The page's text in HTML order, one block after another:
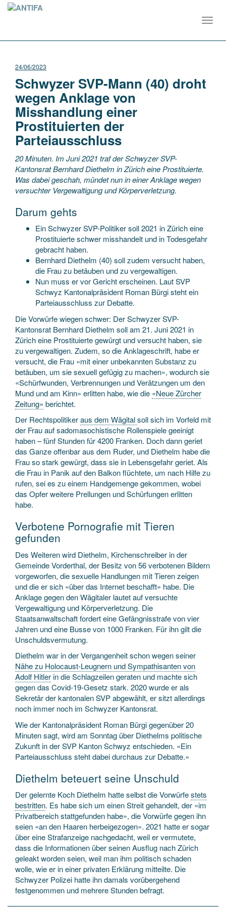
24/06/2023
Schwyzer SVP-Mann (40) droht
wegen Anklage von
Misshandlung einer
Prostituierten der
Parteiausschluss
20 Minuten. Im Juni 2021 traf der Schwyzer SVP-
Kantonsrat Bernhard Diethelm in Zürich eine Prostituierte.
Was dabei geschah, mündet nun in einer Anklage wegen
versuchter Vergewaltigung und Körperverletzung.
Darum gehts
Ein Schwyzer SVP-Politiker soll 2021 in Zürich eine
Prostituierte schwer misshandelt und in Todesgefahr
gebracht haben.
Bernhard Diethelm (40) soll zudem versucht haben,
die Frau zu betäuben und zu vergewaltigen.
Nun muss er vor Gericht erscheinen. Laut SVP
Schwyz Kantonalpräsident Roman Bürgi steht ein
Parteiausschluss zur Debatte.
Die Vorwürfe wiegen schwer: Der Schwyzer SVP-
Kantonsrat Bernhard Diethelm soll am 21. Juni 2021 in
Zürich eine Prostituierte gewürgt und versucht haben, sie
zu vergewaltigen. Zudem, so die Anklageschrift, habe er
versucht, die Frau «mit einer unbekannten Substanz zu
betäuben, um sie sexuell gefügig zu machen», wodurch sie
«Schürfwunden, Verbrennungen und Verätzungen um den
Mund und am Kinn» erlitten habe, wie die «Neue Zürcher
Zeitung» berichtet.
Der Rechtspolitikeraus dem Wägitalsoll sich im Vorfeld mit
der Frau auf sadomasochistische Rollenspiele geeinigt
haben – fünf Stunden für 4200 Franken. Doch dann geriet
das Ganze offenbar aus dem Ruder, und Diethelm habe die
Frau so stark gewürgt, dass sie in Lebensgefahr geriet. Als
die Frau in Panik auf den Balkon flüchtete, um nach Hilfe zu
rufen, sei es zu einem Handgemenge gekommen, wobei
das Opfer weitere Prellungen und Schürfungen erlitten
habe.
Verbotene Pornografie mit Tieren
gefunden
Des Weiteren wird Diethelm, Kirchenschreiber in der
Gemeinde Vorderthal, der Besitz von 56 verbotenen Bildern
vorgeworfen, die sexuelle Handlungen mit Tieren zeigen
und die er sich «über das Internet beschafft» habe. Die
Anklage gegen den Wägitaler lautet auf versuchte
Vergewaltigung und Körperverletzung. Die
Staatsanwaltschaft fordert eine Gefängnisstrafe von vier
Jahren und eine Busse von 1000 Franken. Für ihn gilt die
Unschuldsvermutung.
Diethelm war in der Vergangenheit schon wegen seiner
Nähe zu Holocaust-Leugnern und Sympathisanten von
Adolf Hitlerin die Schlagzeilen geraten und machte sich
gegen das Covid-19-Gesetz stark. 2020 wurde er als
Sekretär der kantonalen SVP abgewählt, er sitzt allerdings
noch immer noch im Schwyzer Kantonsrat.
Wie der Kantonalpräsident Roman Bürgi gegenüber 20
Minuten sagt, wird am Sonntag über Diethelms politische
Zukunft in der SVP Kanton Schwyz entschieden. «Ein
Parteiausschluss steht dabei durchaus zur Debatte.»
Diethelm beteuert seine Unschuld
Der gelernte Koch Diethelm hatte selbst die Vorwürfestets
bestritten. Es habe sich um einen Streit gehandelt, der «im
Privatbereich stattgefunden habe», die Vorwürfe gegen ihn
seien «an den Haaren herbeigezogen». 2021 hatte er sogar
über eine Strafanzeige nachgedacht, weil er vermutete,
dass die Informationen über seinen Ausflug nach Zürich
geleakt worden seien, weil man ihm politisch schaden
wolle, wie er in einer privaten Erklärung mitteilte. Die
Schwyzer Polizei hatte ihn damals vorübergehend
festgenommen und mehrere Stunden befragt.